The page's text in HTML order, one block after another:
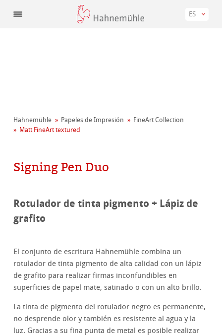
ES
Hahnemühle Papeles de Impresión
FineArt Collection
Matt FineArt textured
Signing Pen Duo
Rotulador de tinta pigmento + Lápiz de
grafito
El conjunto de escritura Hahnemühle combina un
rotulador de tinta pigmento de alta calidad con un lápiz
de grafito para realizar firmas inconfundibles en
superficies de papel mate, satinado o con un alto brillo.
La tinta de pigmento del rotulador negro es permanente,
no desprende olor y también es resistente al agua y la
luz. Gracias a su fina punta de metal es posible realizar